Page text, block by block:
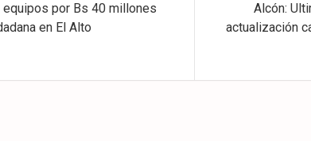
equipos por Bs 40 millones
en El Alto
Alcón:
actualización